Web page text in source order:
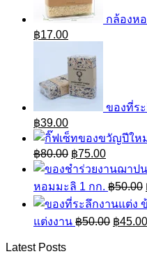
กล้องห
Original
฿22.00.
฿17.00Current
is:
฿17.00.
ของที่ร
Original
price
was:
฿55.00.
฿39.00Current
price
is:
฿39.00.
฿80.00 Original
price
was:
฿80.00.
฿75.00Current
price
is:
฿75.00.
หอมมะลิ 1 กก. ฿50.00
แต่งงาน ฿50.00 Original
price
฿45.00
Latest Posts